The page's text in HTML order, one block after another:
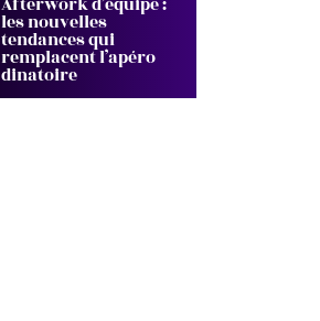
les nouvelles
tendances qui
remplacent l’apéro
dinatoire